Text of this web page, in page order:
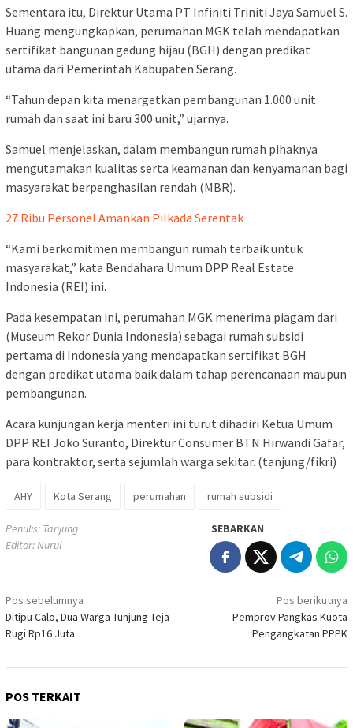
Sementara itu, Direktur Utama PT Infiniti Triniti Jaya Samuel S.
Huang mengungkapkan, perumahan MGK telah mendapatkan
sertifikat bangunan gedung hijau (BGH) dengan predikat
utama dari Pemerintah Kabupaten Serang.
“Tahun depan kita menargetkan pembangunan 1.000 unit
rumah dan saat ini baru 300 unit,” ujarnya.
Samuel menjelaskan, dalam membangun rumah pihaknya
mengutamakan kualitas serta keamanan dan kenyamanan bagi
masyarakat berpenghasilan rendah (MBR).
27 Ribu Personel Amankan Pilkada Serentak
“Kami berkomitmen membangun rumah terbaik untuk
masyarakat,” kata Bendahara Umum DPP Real Estate
Indonesia (REI) ini.
Pada kesempatan ini, perumahan MGK menerima piagam dari
(Museum Rekor Dunia Indonesia) sebagai rumah subsidi
pertama di Indonesia yang mendapatkan sertifikat BGH
dengan predikat utama baik dalam tahap perencanaan maupun
pembangunan.
Acara kunjungan kerja menteri ini turut dihadiri Ketua Umum
DPP REI Joko Suranto, Direktur Consumer BTN Hirwandi Gafar,
para kontraktor, serta sejumlah warga sekitar. (tanjung/fikri)
AHY Kota Serang perumahan rumah subsidi
Penulis: Tanjung
Editor: Nurul
SEBARKAN
Navigasi
pos
Pos sebelumnya
Ditipu Calo, Dua Warga Tunjung Teja
Rugi Rp16 Juta
Pos berikutnya
Pemprov Pangkas Kuota
Pengangkatan PPPK
POS TERKAIT